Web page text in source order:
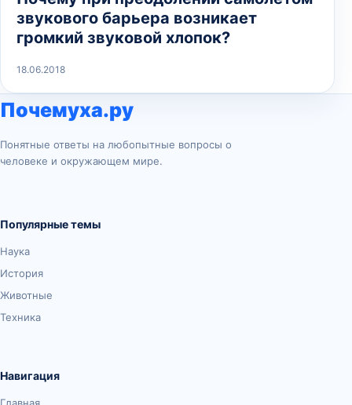
звукового барьера возникает
громкий звуковой хлопок?
18.06.2018
Почемуха.ру
Понятные ответы на любопытные вопросы о
человеке и окружающем мире.
Популярные темы
Наука
История
Животные
Техника
Навигация
Главная